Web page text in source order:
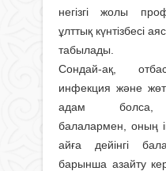
негізгі жолы
ұлттық күнтізбесі
табылады.
Сондай-ақ,
инфекция және
адам болса,
балалармен, оның
айға дейінгі
барынша азайту